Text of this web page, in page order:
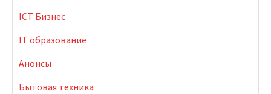
ICT Бизнес
IT образование
Анонсы
Бытовая техника